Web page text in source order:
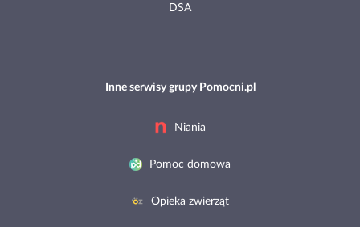
DSA
Inne serwisy grupy Pomocni.pl
Niania
Pomoc domowa
Opieka zwierząt